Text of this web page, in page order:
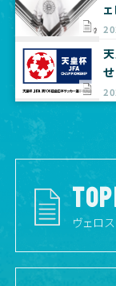
せ
ヴェロ